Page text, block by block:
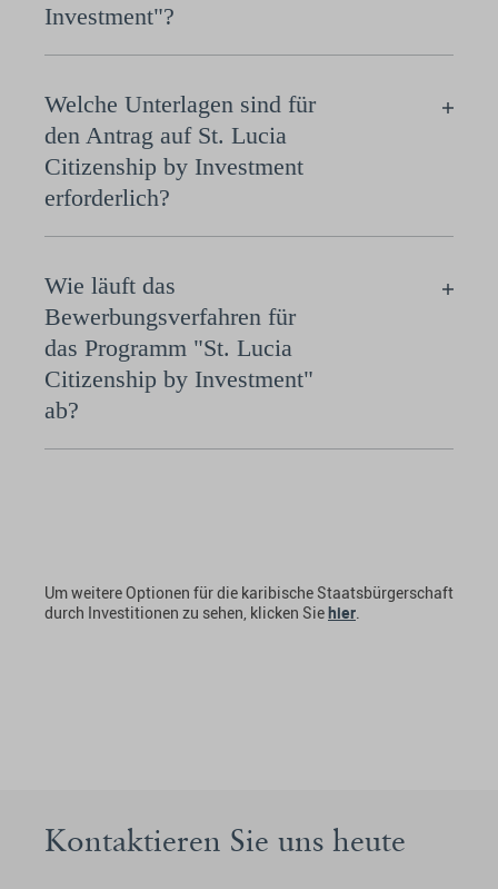
Investment"?
Welche Unterlagen sind für
den Antrag auf St. Lucia
Citizenship by Investment
erforderlich?
Wie läuft das
Bewerbungsverfahren für
das Programm "St. Lucia
Citizenship by Investment"
ab?
Um weitere Optionen für die karibische Staatsbürgerschaft
durch Investitionen zu sehen, klicken Siehier
Kontaktieren Sie uns heute